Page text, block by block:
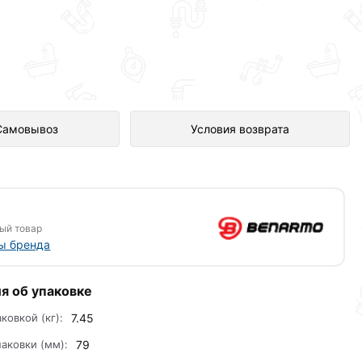
Условия возврата
представлен в интернет-
товар
бренда
об упаковке
(кг): 7.45
(мм): 79